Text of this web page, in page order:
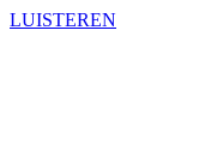
LUISTEREN